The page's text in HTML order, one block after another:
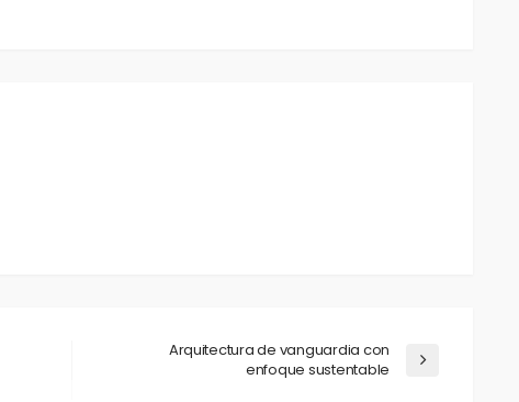
Arquitectura de vanguardia con
enfoque sustentable